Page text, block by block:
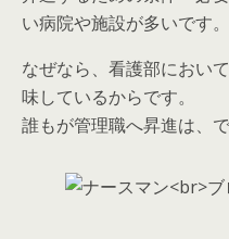
い病院や施設が多いです。
なぜなら、看護部におい
味しているからです。
誰もが管理職へ昇進は、